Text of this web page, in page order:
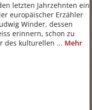
letzten Jahrzehnten ein
europäischer Erzähler
Winder, dessen
erinnern, schon zu
des kulturellen ... Mehr